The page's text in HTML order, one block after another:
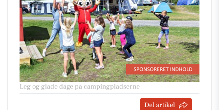
Leg og glade dage på campingpladserne
Del artikel